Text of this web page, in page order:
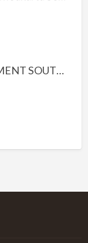
SERVICE APARTMENT SOUTH RESIDENCE